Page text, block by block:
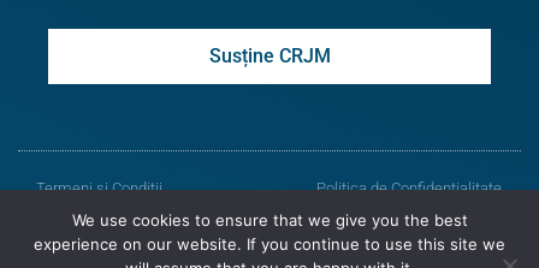
Susține CRJM
Termeni și Condiții
Politica de Confidențialitate
© Toate drepturile rezervate
We use cookies to ensure that we give you the best
experience on our website. If you continue to use this site we